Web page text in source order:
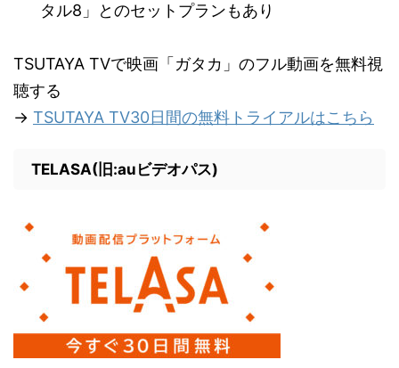
タル8」とのセットプランもあり
TSUTAYA TVで映画「ガタカ」のフル動画を無料視
聴する
→ TSUTAYA TV30日間の無料トライアルはこちら
TELASA(旧:auビデオパス)